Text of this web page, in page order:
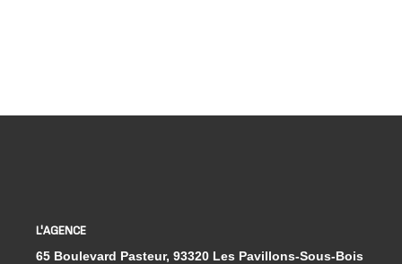
L'AGENCE
65 Boulevard Pasteur, 93320 Les Pavillons-Sous-Bois